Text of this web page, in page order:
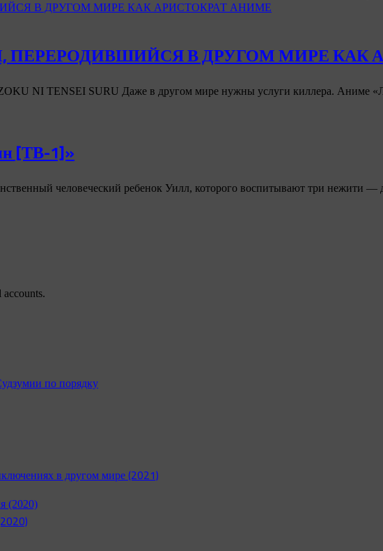
В ДРУГОМ МИРЕ КАК АРИСТОКРАТ АНИМЕ
В ДРУГОМ МИРЕ КАК
NI TENSEI SURU Даже в другом мире нужны услуги киллера. Аниме
[ТВ-1]»
человеческий ребенок Уилл, которого воспитывают три нежити
по порядку
в другом мире (2021)